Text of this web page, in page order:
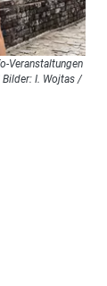
Veranstaltungen
Bilder: I. Wojtas /